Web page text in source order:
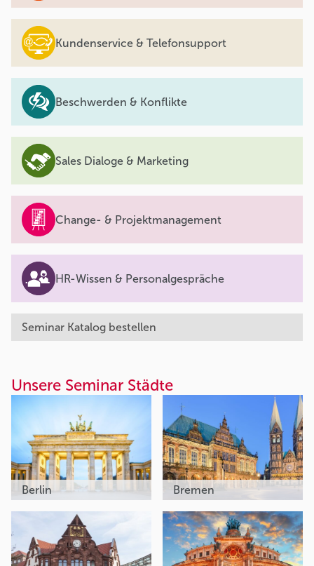
Kundenservice & Telefonsupport
Beschwerden & Konflikte
Sales Dialoge & Marketing
Change- & Projektmanagement
HR-Wissen & Personalgespräche
Seminar Katalog bestellen
Unsere Seminar Städte
Berlin Bremen